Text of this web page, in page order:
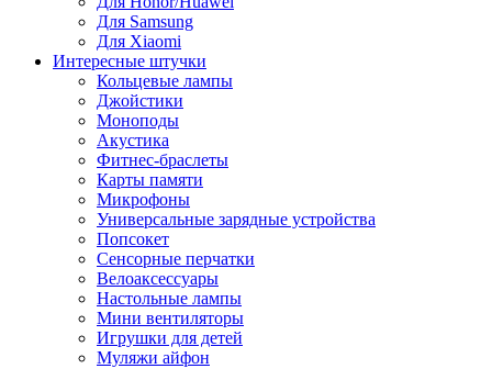
Для Samsung
Для Xiaomi
Интересные штучки
Кольцевые лампы
Джойстики
Моноподы
Акустика
Фитнес-браслеты
Карты памяти
Микрофоны
Универсальные зарядные устройства
Попсокет
Сенсорные перчатки
Велоаксессуары
Настольные лампы
Мини вентиляторы
Игрушки для детей
Муляжи айфон